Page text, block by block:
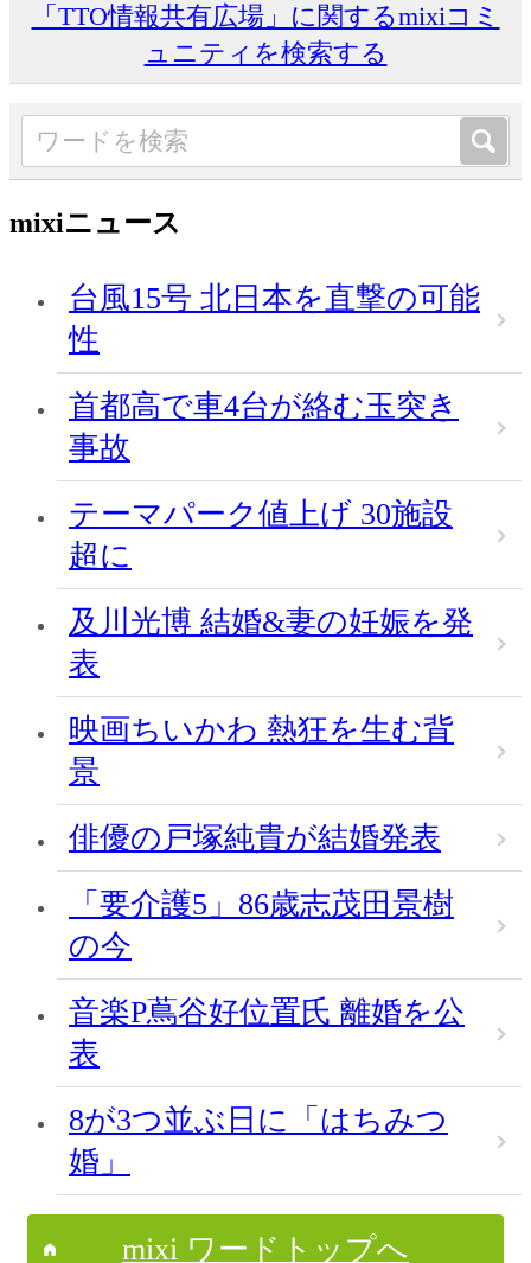
「TTO情報共有広場」に関するmixiコミ
ュニティを検索する
mixiニュース
台風15号 北日本を直撃の可能
性
首都高で車4台が絡む玉突き
事故
テーマパーク値上げ 30施設
超に
及川光博 結婚&妻の妊娠を発
表
映画ちいかわ 熱狂を生む背
景
俳優の戸塚純貴が結婚発表
「要介護5」86歳志茂田景樹
の今
音楽P蔦谷好位置氏 離婚を公
表
8が3つ並ぶ日に「はちみつ
婚」
mixi ワードトップへ